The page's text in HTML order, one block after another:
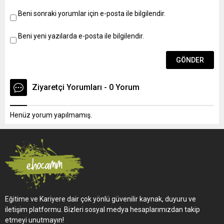
1’inci fıkrasına göre
(2) DestekPersoneli
ile anılan maddenin 2
Beni sonraki yorumlar için e-posta ile bilgilendir.
Beni yeni yazılarda e-posta ile bilgilendir.
Ziyaretçi Yorumları - 0 Yorum
Henüz yorum yapılmamış.
Eğitime ve Kariyere dair çok yönlü güvenilir kaynak, duyuru ve
iletişim platformu. Bizleri sosyal medya hesaplarımızdan takip
etmeyi unutmayın!